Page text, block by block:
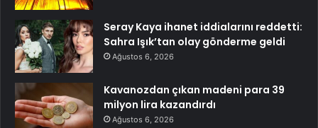
Seray Kaya ihanet iddialarını reddetti:
Sahra Işık’tan olay gönderme geldi
Ağustos 6, 2026
Kavanozdan çıkan madeni para 39
milyon lira kazandırdı
Ağustos 6, 2026